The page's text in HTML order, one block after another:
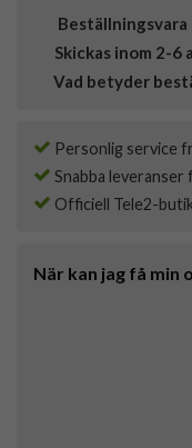
Beställningsvara
Skickas inom 2-6
Vad betyder
Personlig service
Snabba leveranser
Officiell Tele2-
När kan jag få min